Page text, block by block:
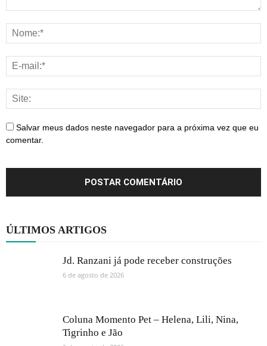
Salvar meus dados neste navegador para a próxima vez que eu
comentar.
ÚLTIMOS ARTIGOS
Jd. Ranzani já pode receber construções
6 de agosto de 2026
Coluna Momento Pet – Helena, Lili, Nina,
Tigrinho e Jão